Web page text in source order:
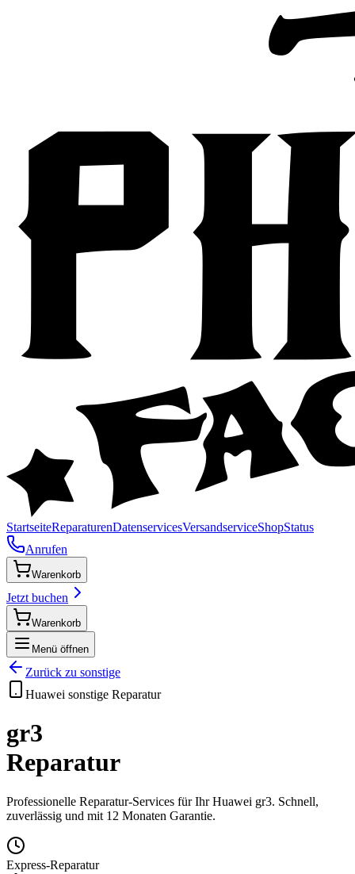
StartseiteReparaturenDatenservicesVersandserviceShopStatus
Anrufen
Warenkorb
Jetzt buchen
Warenkorb
Menü öffnen
Zurück zu sonstige
Huawei sonstige Reparatur
gr3
Reparatur
Professionelle Reparatur-Services für IhrHuawei gr3. Schnell,
zuverlässig und mit 12 Monaten Garantie.
Express-Reparatur